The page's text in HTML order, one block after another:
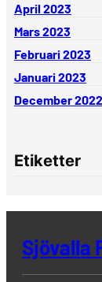
April 2023
Mars 2023
Februari 2023
Januari 2023
December 2022
Etiketter
Sjövalla